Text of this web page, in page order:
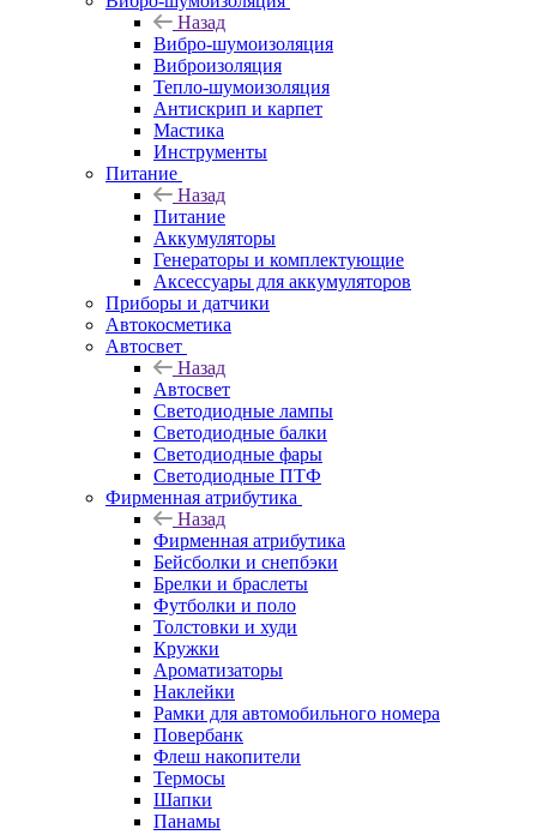
Назад
Вибро-шумоизоляция
Виброизоляция
Тепло-шумоизоляция
Антискрип и карпет
Мастика
Инструменты
Питание
Назад
Питание
Аккумуляторы
Генераторы и комплектующие
Аксессуары для аккумуляторов
Приборы и датчики
Автокосметика
Автосвет
Назад
Автосвет
Светодиодные лампы
Светодиодные балки
Светодиодные фары
Светодиодные ПТФ
Фирменная атрибутика
Назад
Фирменная атрибутика
Бейсболки и снепбэки
Брелки и браслеты
Футболки и поло
Толстовки и худи
Кружки
Ароматизаторы
Наклейки
Рамки для автомобильного номера
Повербанк
Флеш накопители
Термосы
Шапки
Панамы